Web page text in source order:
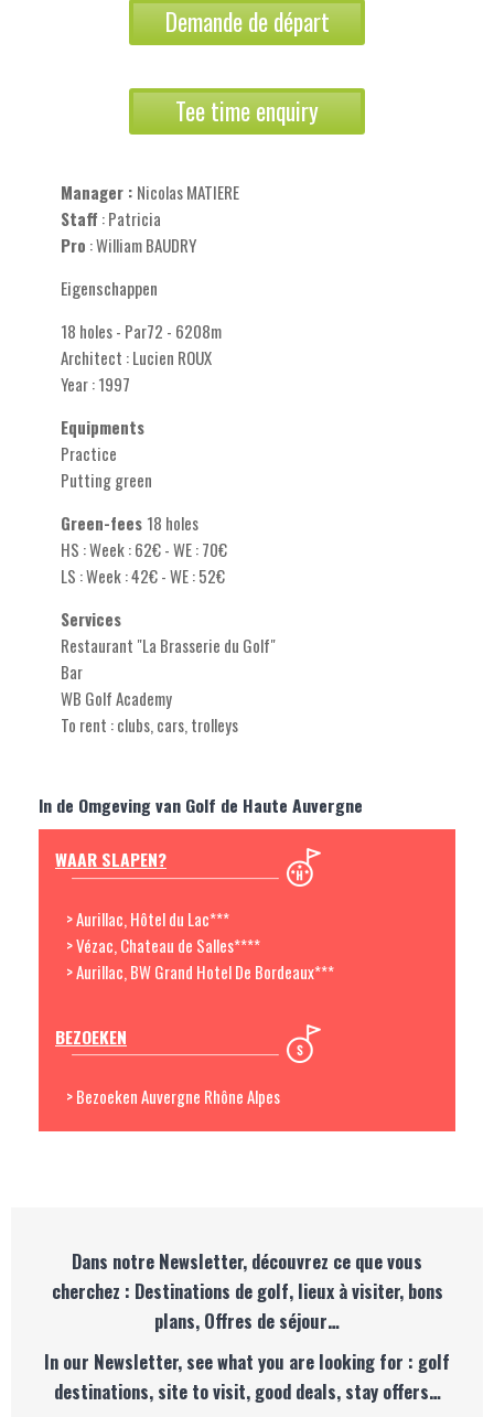
Demande de départ
Tee time enquiry
Manager : Nicolas MATIERE
Staff : Patricia
Pro : William BAUDRY
Eigenschappen
18 holes - Par72 - 6208m
Architect : Lucien ROUX
Year : 1997
Equipments
Practice
Putting green
Green-fees 18 holes
HS : Week : 62€ - WE : 70€
LS : Week : 42€ - WE : 52€
Services
Restaurant "La Brasserie du Golf"
Bar
WB Golf Academy
To rent : clubs, cars, trolleys
In de Omgeving van Golf de Haute Auvergne
WAAR SLAPEN?
> Aurillac, Hôtel du Lac***
> Vézac, Chateau de Salles****
> Aurillac, BW Grand Hotel De Bordeaux***
BEZOEKEN
> Bezoeken Auvergne Rhône Alpes
Dans notre Newsletter, découvrez ce que vous
cherchez : Destinations de golf, lieux à visiter, bons
plans, Offres de séjour…
In our Newsletter, see what you are looking for : golf
destinations, site to visit, good deals, stay offers…